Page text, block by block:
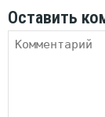
Оставить